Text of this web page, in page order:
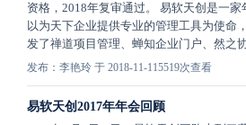
资格，2018年复审通过。 易软天创是一家
以为天下企业提供专业的管理工具为使命
发了禅道项目管理、蝉知企业门户、然之
发布：李艳玲 于 2018-11-115519次查看
易软天创2017年年会回顾